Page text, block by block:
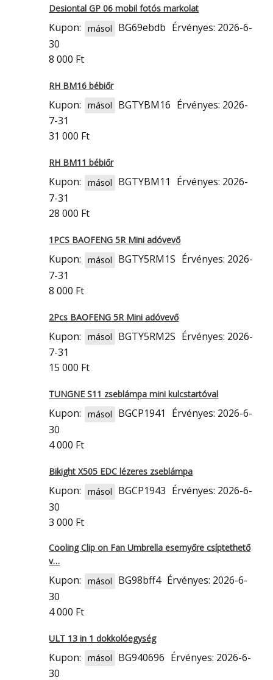
Desiontal GP 06 mobil fotós markolat
Kupon: másol BG69ebdb Érvényes: 2026-6-
30
8 000 Ft
RH BM16 bébiőr
Kupon: másol BGTYBM16 Érvényes: 2026-
7-31
31 000 Ft
RH BM11 bébiőr
Kupon: másol BGTYBM11
Érvényes: 2026-
7-31
28 000 Ft
1PCS BAOFENG 5R Mini adóvevő
Kupon: másol BGTY5RM1S Érvényes: 2026-
7-31
8 000 Ft
2Pcs BAOFENG 5R Mini adóvevő
Kupon: másol BGTY5RM2S Érvényes: 2026-
7-31
15 000 Ft
TUNGNE S11 zseblámpa mini kulcstartóval
Kupon: másol BGCP1941
Érvényes: 2026-6-
30
4 000 Ft
Bikight X505 EDC lézeres zseblámpa
Kupon: másol BGCP1943 Érvényes: 2026-6-
30
3 000 Ft
Cooling Clip on Fan Umbrella esernyőre csíptethető
v…
Kupon: másol BG98bff4 Érvényes: 2026-6-
30
4 000 Ft
ULT 13 in 1 dokkolóegység
Kupon: másol BG940696 Érvényes: 2026-6-
30